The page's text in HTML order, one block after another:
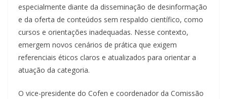
especialmente diante da disseminação de desinformação
e da oferta de conteúdos sem respaldo científico, como
cursos e orientações inadequadas. Nesse contexto,
emergem novos cenários de prática que exigem
referenciais éticos claros e atualizados para orientar a
atuação da categoria.
O vice-presidente do Cofen e coordenador da Comissão